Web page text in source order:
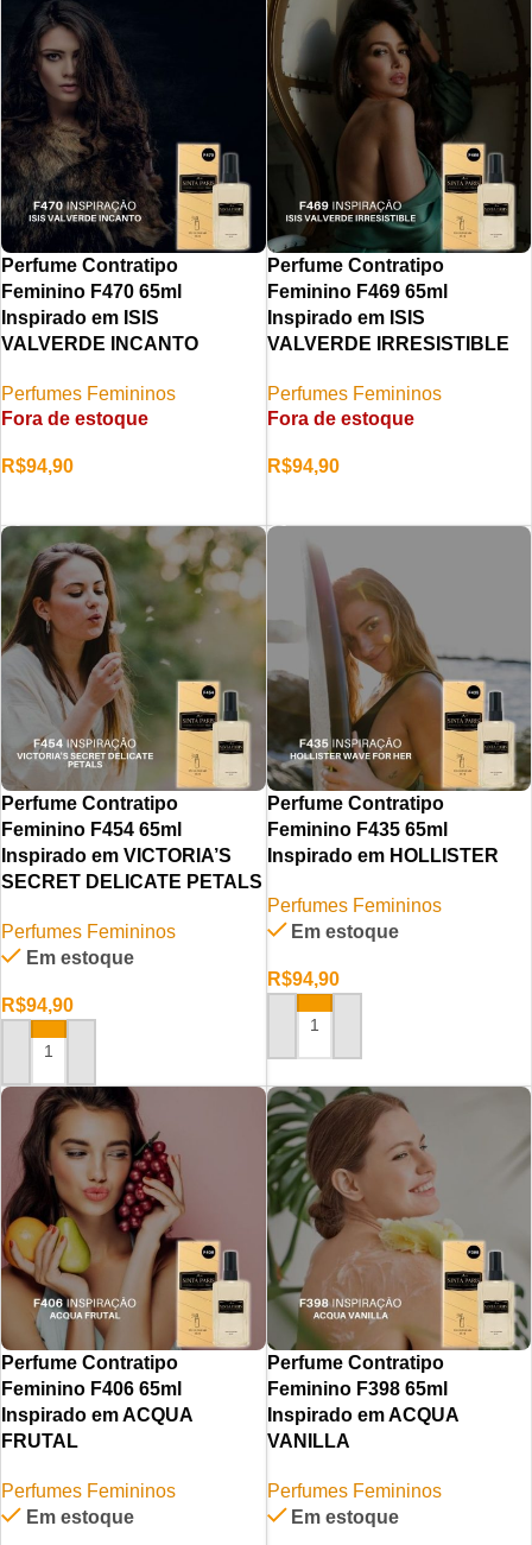
Perfume Contratipo
Feminino F470 65ml
Inspirado em ISIS
VALVERDE INCANTO
Perfumes Femininos
Fora de estoque
R$94,90
Perfume Contratipo
Feminino F469 65ml
Inspirado em ISIS
VALVERDE IRRESISTIBLE
Perfumes Femininos
Fora de estoque
R$94,90
Perfume Contratipo
Feminino F454 65ml
Inspirado em VICTORIA’S
SECRET DELICATE PETALS
Perfumes Femininos
Em estoque
R$94,90
ADICIONAR AO CARRINHO
Perfume Contratipo
Feminino F435 65ml
Inspirado em HOLLISTER
Perfumes Femininos
Em estoque
R$94,90
ADICIONAR AO CARRINHO
Perfume Contratipo
Feminino F406 65ml
Inspirado em ACQUA
FRUTAL
Perfumes Femininos
Em estoque
Perfume Contratipo
Feminino F398 65ml
Inspirado em ACQUA
VANILLA
Perfumes Femininos
Em estoque